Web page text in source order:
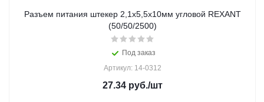
Разъем питания штекер 2,1х5,5x10мм угловой REXANT
(50/50/2500)
Под заказ
Артикул: 14-0312
27.34 руб./шт